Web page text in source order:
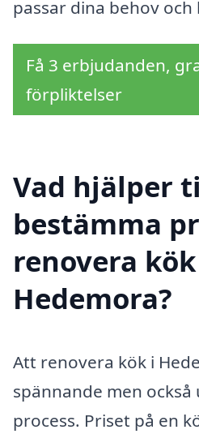
passar dina behov och
Få 3 erbjudanden,
förpliktelser
Vad hjälper
bestämma
renovera
Hedemora?
Att renovera kök i
spännande men
process. Priset på en